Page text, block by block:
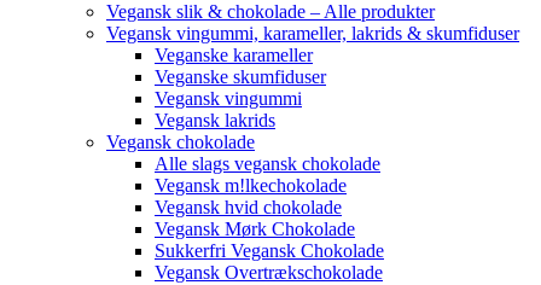
Vegansk slik & chokolade – Alle produkter
Vegansk vingummi, karameller, lakrids & skumfiduser
Veganske karameller
Veganske skumfiduser
Vegansk vingummi
Vegansk lakrids
Vegansk chokolade
Alle slags vegansk chokolade
Vegansk m!lkechokolade
Vegansk hvid chokolade
Vegansk Mørk Chokolade
Sukkerfri Vegansk Chokolade
Vegansk Overtrækschokolade